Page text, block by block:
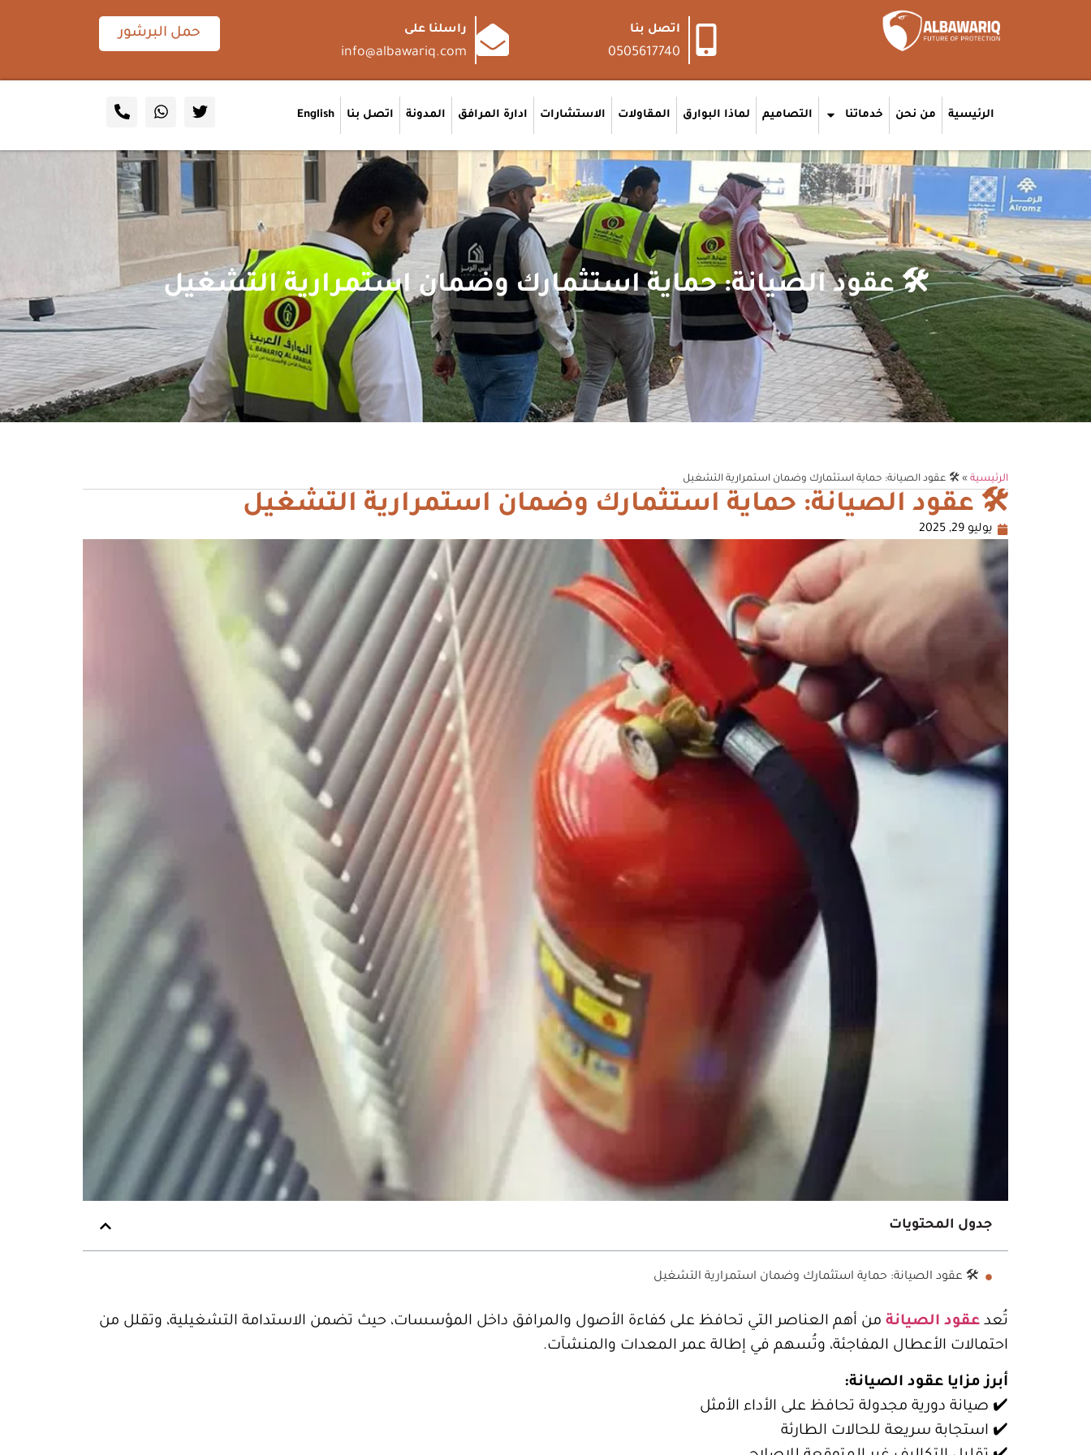
اتصل بنا
0505617740
راسلنا على
info@albawariq.com
حمل البرشور
الرئيسية من نحن خدماتنا التصاميم لماذا البوارق المقاولات الاستشارات ادارة المرافق المدونة اتصل بنا English
🛠️ عقود الصيانة: حماية استثمارك وضمان استمرارية التشغيل
الرئيسية » 🛠️ عقود الصيانة: حماية استثمارك وضمان استمرارية التشغيل
🛠️ عقود الصيانة: حماية استثمارك وضمان استمرارية التشغيل
يوليو 29, 2025
جدول المحتويات
🛠️ عقود الصيانة: حماية استثمارك وضمان استمرارية التشغيل
تُعد عقود الصيانة من أهم العناصر التي تحافظ على كفاءة الأصول والمرافق داخل المؤسسات، حيث تضمن الاستدامة التشغيلية، وتقلل من
احتمالات الأعطال المفاجئة، وتُسهم في إطالة عمر المعدات والمنشآت.
أبرز مزايا عقود الصيانة:
✔️ صيانة دورية مجدولة تحافظ على الأداء الأمثل
✔️ استجابة سريعة للحالات الطارئة